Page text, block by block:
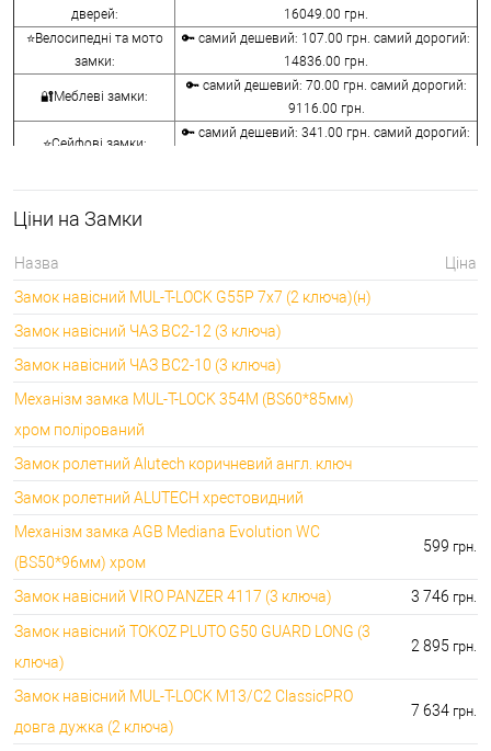
дверей:
16049.00 грн.
⭐Велосипедні та мото
замки:
🔑 самий дешевий: 107.00 грн. самий дорогий:
14836.00 грн.
🔐Меблеві замки:
🔑 самий дешевий: 70.00 грн. самий дорогий:
9116.00 грн.
⭐Сейфові замки:
🔑 самий дешевий: 341.00 грн. самий дорогий:
🔐Кодові замки:
⭐Протипожежна
🔐Замки для ролетів:
🔑 самий дешевий: 600.00 грн. самий дорогий:
660.00 грн.
Ціни на Замки
Назва
Ціна
Замок навісний MUL-T-LOCK G55P 7x7 (2 ключа)(н)
Замок навісний ЧАЗ ВС2-12 (3 ключа)
Замок навісний ЧАЗ ВС2-10 (3 ключа)
Механізм замка MUL-T-LOCK 354M (BS60*85мм)
хром полірований
Замок ролетний Alutech коричневий англ. ключ
Замок ролетний ALUTECH хрестовидний
Механізм замка AGB Mediana Evolution WC
(BS50*96мм) хром
599 грн.
Замок навісний VIRO PANZER 4117 (3 ключа) 3 746 грн.
Замок навісний TOKOZ PLUTO G50 GUARD LONG (3
ключа)
2 895 грн.
Замок навісний MUL-T-LOCK M13/C2 ClassicPRO
довга дужка (2 ключа)
7 634 грн.